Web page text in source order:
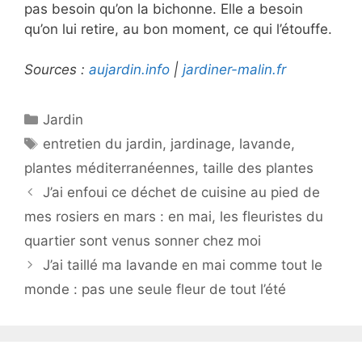
pas besoin qu’on la bichonne. Elle a besoin
qu’on lui retire, au bon moment, ce qui l’étouffe.
Sources : aujardin.info | jardiner-malin.fr
Catégories
Jardin
Étiquettes
entretien du jardin, jardinage, lavande,
plantes méditerranéennes, taille des plantes
J’ai enfoui ce déchet de cuisine au pied de
mes rosiers en mars : en mai, les fleuristes du
quartier sont venus sonner chez moi
J’ai taillé ma lavande en mai comme tout le
monde : pas une seule fleur de tout l’été